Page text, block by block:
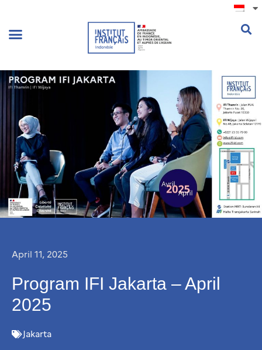
April 11, 2025
Program IFI Jakarta – April
2025
Jakarta